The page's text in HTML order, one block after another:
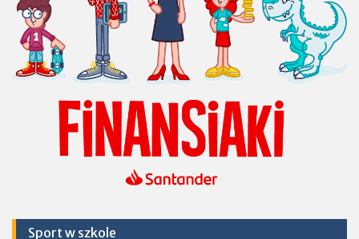
Sport w szkole